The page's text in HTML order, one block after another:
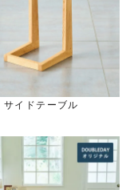
天板が印象的で
ソールテーブルに丸
サイドテーブル